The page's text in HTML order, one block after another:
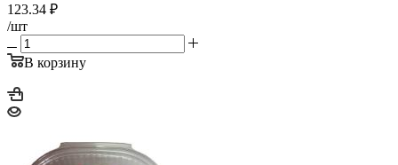
123.34 ₽
/шт
В корзину